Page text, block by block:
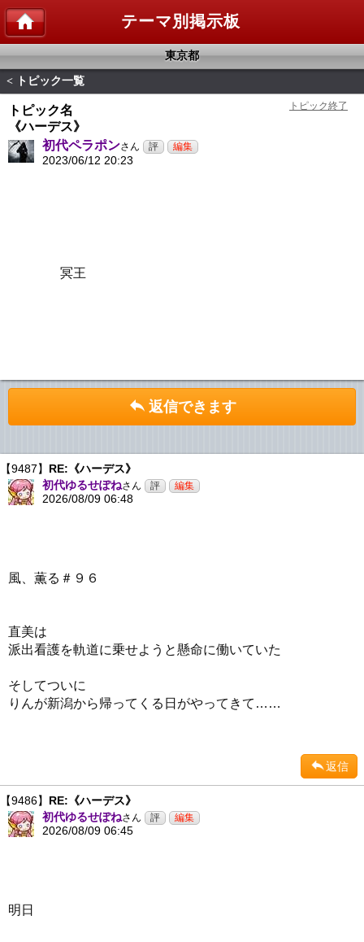
テーマ別掲示板
東京都
< トピック一覧
トピック名
《ハーデス》
初代ペラポンさん
2023/06/12 20:23
冥王
返信できます
【9487】 RE:《ハーデス》
初代ゆるせぽねさん
2026/08/09 06:48
風、薫る＃９６
直美は
派出看護を軌道に乗せようと懸命に働いていた
そしてついに
りんが新潟から帰ってくる日がやってきて……
返信
【9486】 RE:《ハーデス》
初代ゆるせぽねさん
2026/08/09 06:45
明日